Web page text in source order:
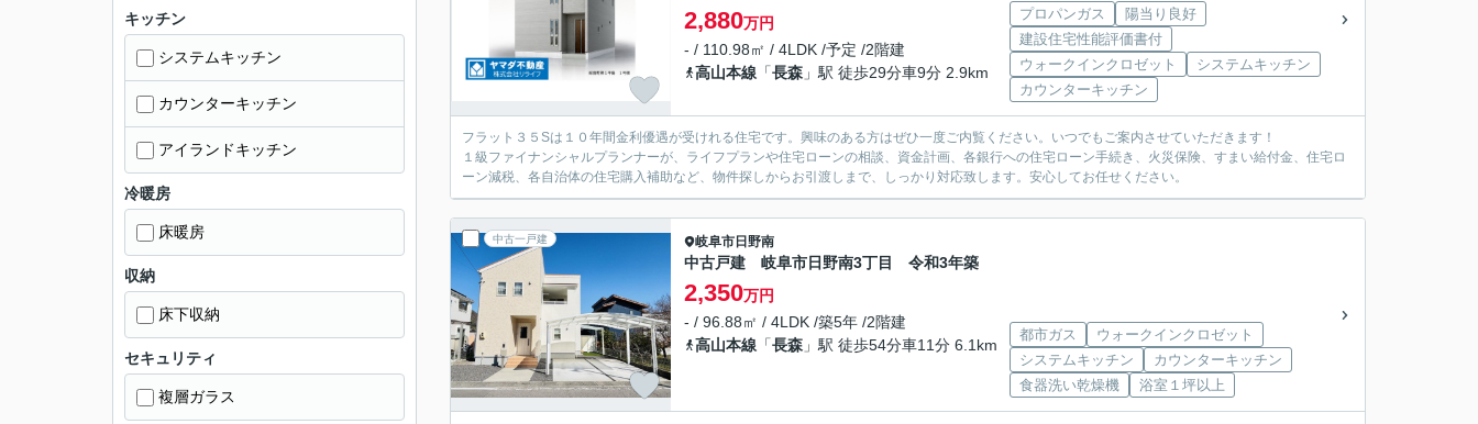
2,880万円
- / 110.98㎡ / 4LDK /予定 /2階建
高山本線 「長森 」駅 徒歩29分車9分 2.9km
プロパンガス
陽当り良好
建設住宅性能評価書付
ウォークインクロゼット
システムキッチン
カウンターキッチン
フラット３５Sは１０年間金利優遇が受けれる住宅です。興味のある方はぜひ一度ご内覧ください。いつでもご案内させていただきます！
１級ファイナンシャルプランナーが、ライフプランや住宅ローンの相談、資金計画、各銀行への住宅ローン手続き、火災保険、すまい給付金、住宅ロ
ーン減税、各自治体の住宅購入補助など、物件探しからお引渡しまで、しっかり対応致します。安心してお任せください。
中古一戸建 岐阜市 日野南
中古戸建 岐阜市日野南3丁目 令和3年築
2,350万円
- / 96.88㎡ / 4LDK /築5年 /2階建
高山本線 「長森 」駅 徒歩54分車11分 6.1km
都市ガス
ウォークインクロゼット
システムキッチン
カウンターキッチン
食器洗い乾燥機
浴室１坪以上
キッチン
システムキッチン
カウンターキッチン
アイランドキッチン
冷暖房
床暖房
収納
床下収納
セキュリティ
複層ガラス